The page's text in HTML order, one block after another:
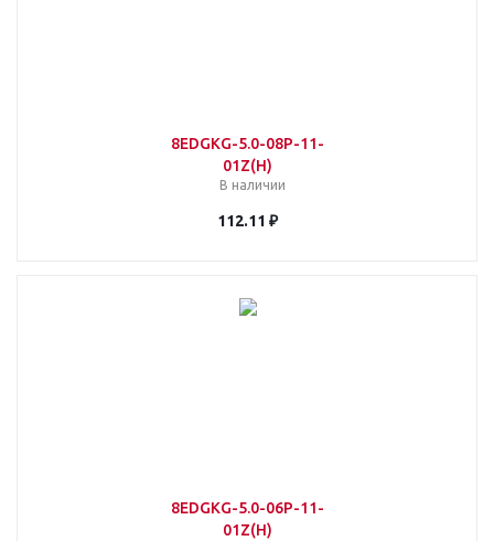
8EDGKG-5.0-08P-11-
01Z(H)
В наличии
112.11 ₽
8EDGKG-5.0-06P-11-
01Z(H)